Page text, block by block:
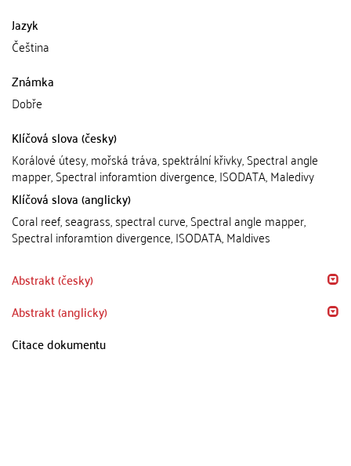
Jazyk
Čeština
Známka
Dobře
Klíčová slova (česky)
Korálové útesy, mořská tráva, spektrální křivky, Spectral angle
mapper, Spectral inforamtion divergence, ISODATA, Maledivy
Klíčová slova (anglicky)
Coral reef, seagrass, spectral curve, Spectral angle mapper,
Spectral inforamtion divergence, ISODATA, Maldives
Abstrakt (česky)
Abstrakt (anglicky)
Citace dokumentu